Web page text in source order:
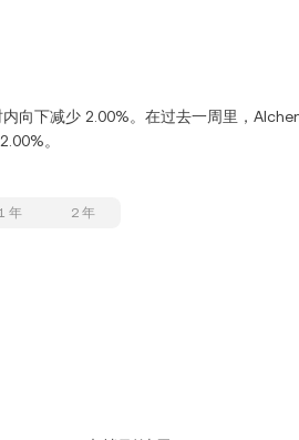
向下减少 2.00%。在过去一周里，
。
年 2 年